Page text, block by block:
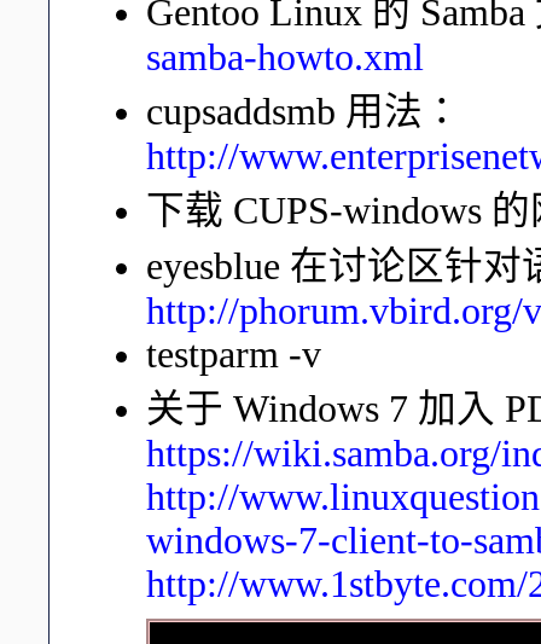
Gentoo Linux 的
samba-howto.xml
cupsaddsmb 用法：
http://
下载 CUPS-windows
eyesblue 在讨论区针
http://phorum.vbird.org/
testparm -v
关于 Windows 7 加入
https://wiki.samba.org/
http://
windows-7-client-to-
http://